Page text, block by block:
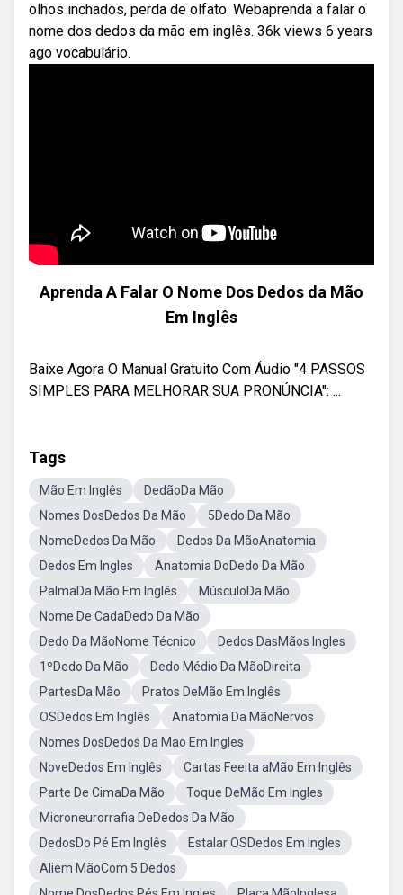
olhos inchados, perda de olfato. Webaprenda a falar o
nome dos dedos da mão em inglês. 36k views 6 years
ago vocabulário.
Aprenda A Falar O Nome Dos Dedos da Mão
Em Inglês
Baixe Agora O Manual Gratuito Com Áudio "4 PASSOS
SIMPLES PARA MELHORAR SUA PRONÚNCIA": ...
Tags
Mão Em Inglês
DedãoDa Mão
Nomes DosDedos Da Mão
5Dedo Da Mão
NomeDedos Da Mão
Dedos Da MãoAnatomia
Dedos Em Ingles
Anatomia DoDedo Da Mão
PalmaDa Mão Em Inglês
MúsculoDa Mão
Nome De CadaDedo Da Mão
Dedo Da MãoNome Técnico
Dedos DasMãos Ingles
1ºDedo Da Mão
Dedo Médio Da MãoDireita
PartesDa Mão
Pratos DeMão Em Inglês
OSDedos Em Inglês
Anatomia Da MãoNervos
Nomes DosDedos Da Mao Em Ingles
NoveDedos Em Inglês
Cartas Feeita aMão Em Inglês
Parte De CimaDa Mão
Toque DeMão Em Ingles
Microneurorrafia DeDedos Da Mão
DedosDo Pé Em Inglês
Estalar OSDedos Em Ingles
Aliem MãoCom 5 Dedos